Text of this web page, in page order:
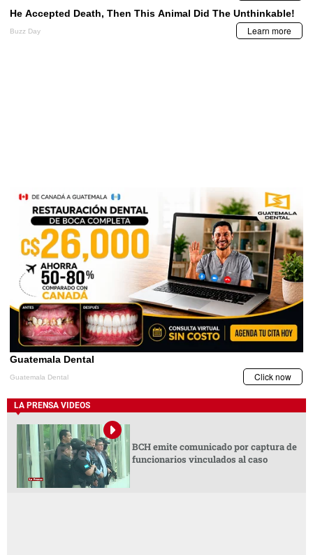
LA PRENSA VIDEOS
BCH emite comunicado por captura de
funcionarios vinculados al caso